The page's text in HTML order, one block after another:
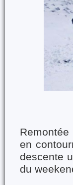
en
descente
du